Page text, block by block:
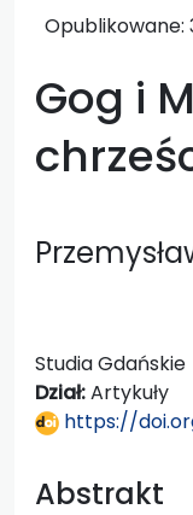
Opublikowane:
Gog i
Studia Gdańskie
Dział:Artykuły
https://
Abstrakt